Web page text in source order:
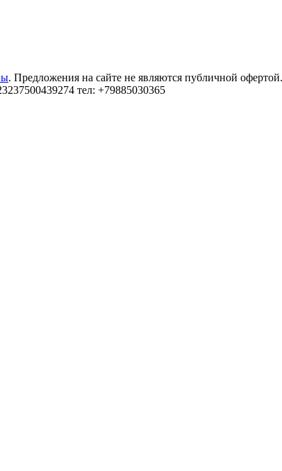
. Предложения на сайте не являются публичной офертой.
тел: +79885030365